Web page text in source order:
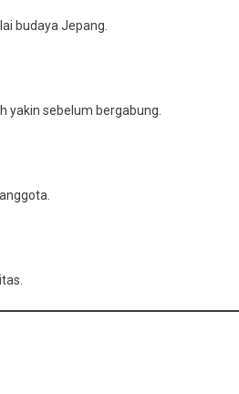
budaya Jepang.
yakin sebelum bergabung.